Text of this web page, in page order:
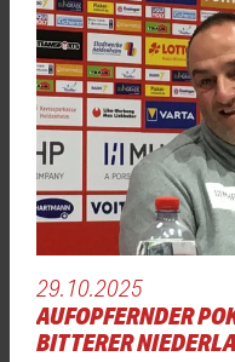
29.10.2025
AUFOPFERNDER
BITTERER